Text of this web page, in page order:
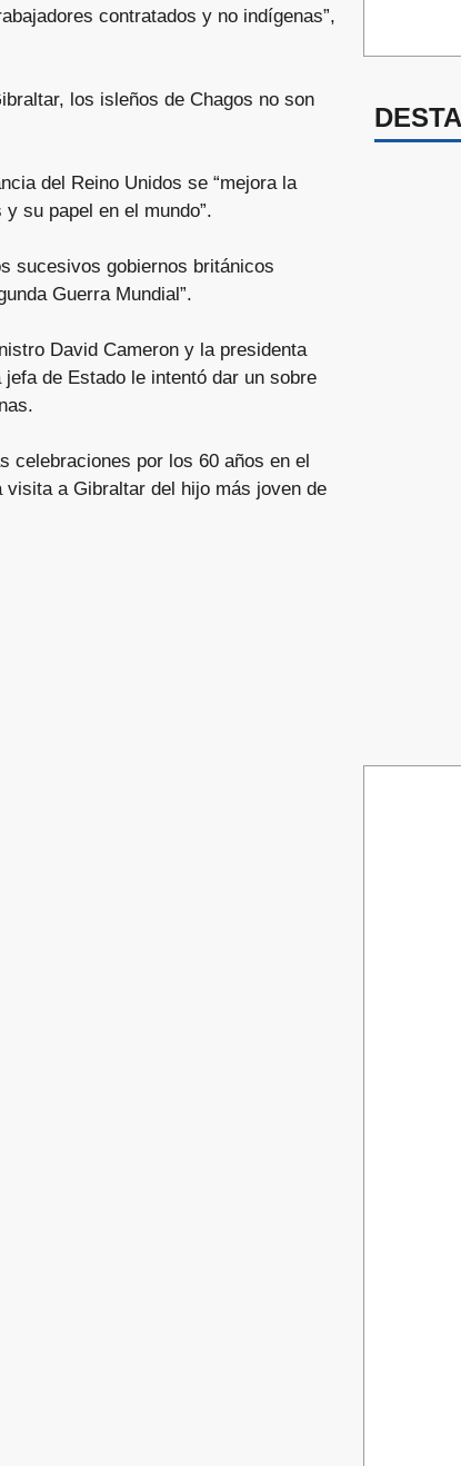
contratados y no indígenas”,
los isleños de Chagos no son
del Reino Unidos se “mejora la
su papel en el mundo”.
sucesivos gobiernos británicos
Guerra Mundial”.
David Cameron y la presidenta
de Estado le intentó dar un sobre
celebraciones por los 60 años en el
a Gibraltar del hijo más joven de